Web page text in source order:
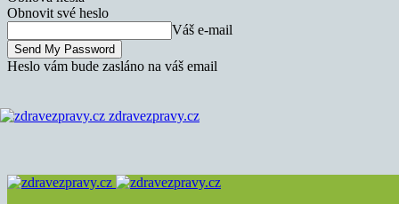
Obnovit své heslo
Váš e-mail
Heslo vám bude zasláno na váš email
zdravezpravy.cz